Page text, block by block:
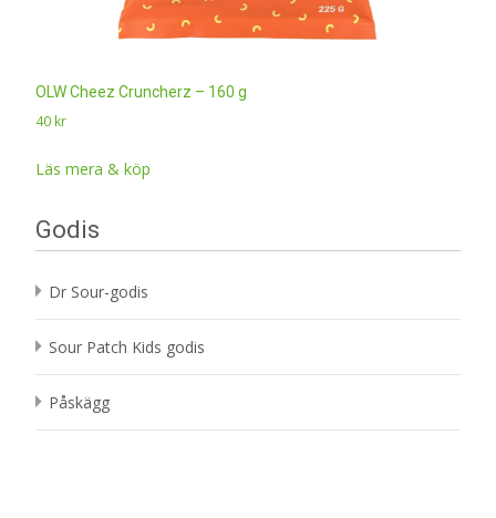
OLW Cheez Cruncherz – 160 g
40 kr
Läs mera & köp
Godis
Dr Sour-godis
Sour Patch Kids godis
Påskägg